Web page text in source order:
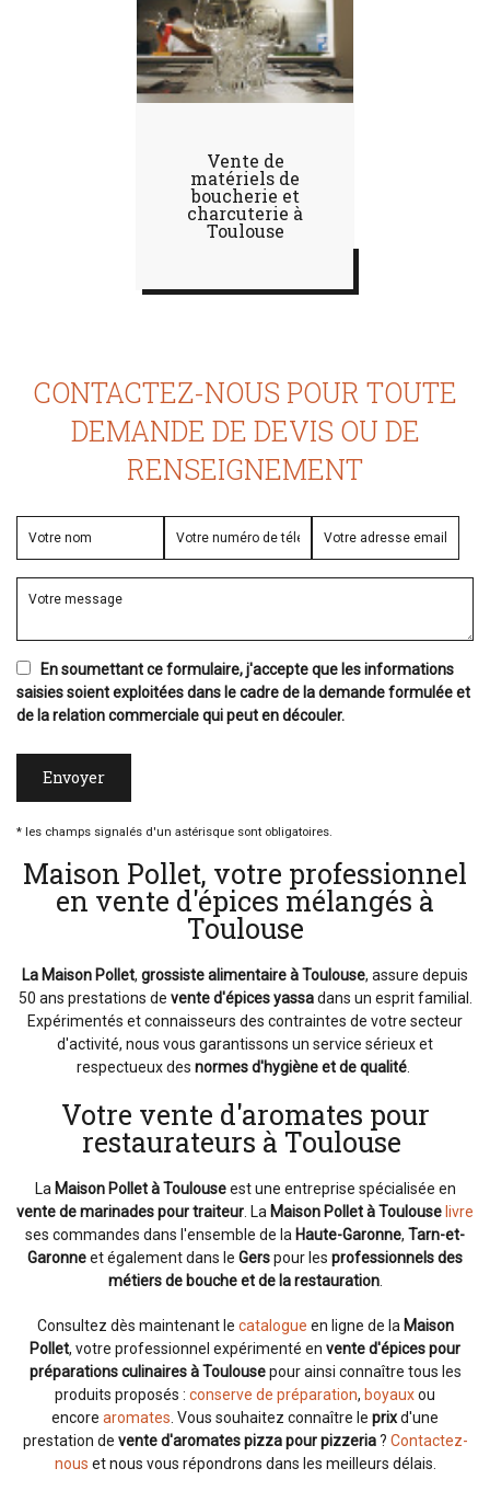
Vente de
matériels de
boucherie et
charcuterie à
Toulouse
CONTACTEZ-NOUS POUR TOUTE
DEMANDE DE DEVIS OU DE
RENSEIGNEMENT
En soumettant ce formulaire, j'accepte que les informations
saisies soient exploitées dans le cadre de la demande formulée et
de la relation commerciale qui peut en découler.
* les champs signalés d'un astérisque sont obligatoires.
Maison Pollet, votre professionnel
en vente d'épices mélangés à
Toulouse
La Maison Pollet, grossiste alimentaireà Toulouse, assure depuis
50 ans prestations de vente d'épices yassadans un esprit familial.
Expérimentés et connaisseurs des contraintes de votre secteur
d'activité, nous vous garantissons un service sérieux et
respectueux des normes d'hygiène et de qualité
Votre vente d'aromates pour
restaurateurs à Toulouse
La Maison Pollet à Toulouseest une entreprise spécialisée en
vente de marinades pour traiteur . La Maison Pollet à Toulouse livre
ses commandes dans l'ensemble de la Haute-Garonne, Tarn-et-
Garonneet également dans le Gerspour les professionnels des
métiers de bouche et de la restauration.
Consultez dès maintenant le catalogue en ligne de la Maison
Pollet, votre professionnel expérimenté en vente d'épices pour
préparations culinaires à Toulousepour ainsi connaître tous les
produits proposés : conserve de préparation, boyauxou
encore aromates . Vous souhaitez connaître le prixd'une
prestation de vente d'aromates pizza pour pizzeria? Contactez-
nous et nous vous répondrons dans les meilleurs délais.